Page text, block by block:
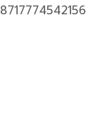
8717774542156